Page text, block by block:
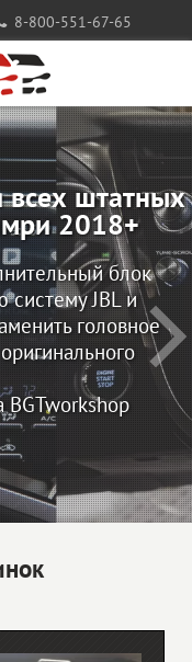
всех штатных
2018+
блок
JBL и
головное
BGTworkshop
8-800-551-67-65